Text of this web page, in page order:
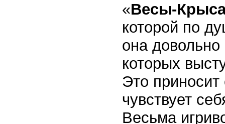
«Весы-
которой по
она довольно
которых
Это приносит
чувствует
Весьма